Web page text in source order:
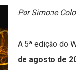
Por Simone
A 5ª edição do
de agosto de